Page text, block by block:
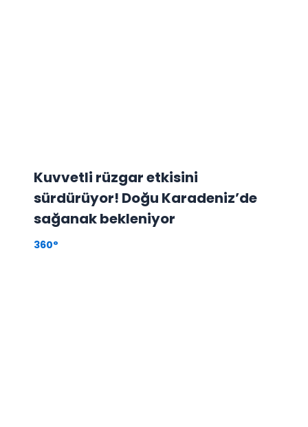
Kuvvetli rüzgar etkisini
sürdürüyor! Doğu Karadeniz’de
sağanak bekleniyor
360°